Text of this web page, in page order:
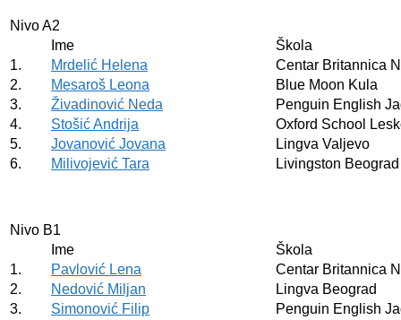
Nivo A2
Ime
Škola
1.
Mrdelić Helena
Centar Britannica
2.
Mesaroš Leona
Blue Moon Kula
3.
Živadinović Neda
Penguin English
4.
Stošić Andrija
Oxford School
5.
Jovanović Jovana
Lingva Valjevo
6.
Milivojević Tara Livingston Beograd
Nivo B1
Ime
Škola
1.
Pavlović Lena
Centar Britannica
2.
Nedović Miljan
Lingva Beograd
3.
Simonović Filip
Penguin English